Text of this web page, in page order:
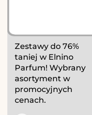
Zestawy do 76%
taniej w Elnino
Parfum! Wybrany
asortyment w
promocyjnych
cenach.